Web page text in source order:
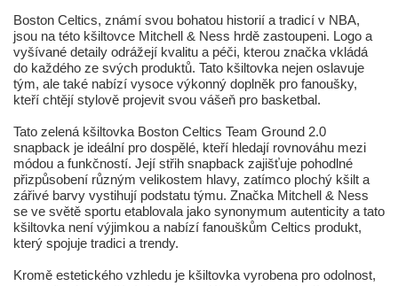
Boston Celtics, známí svou bohatou historií a tradicí v NBA,
jsou na této kšiltovce Mitchell & Ness hrdě zastoupeni. Logo a
vyšívané detaily odrážejí kvalitu a péči, kterou značka vkládá
do každého ze svých produktů. Tato kšiltovka nejen oslavuje
tým, ale také nabízí vysoce výkonný doplněk pro fanoušky,
kteří chtějí stylově projevit svou vášeň pro basketbal.
Tato zelená kšiltovka Boston Celtics Team Ground 2.0
snapback je ideální pro dospělé, kteří hledají rovnováhu mezi
módou a funkčností. Její střih snapback zajišťuje pohodlné
přizpůsobení různým velikostem hlavy, zatímco plochý kšilt a
zářivé barvy vystihují podstatu týmu. Značka Mitchell & Ness
se ve světě sportu etablovala jako synonymum autenticity a tato
kšiltovka není výjimkou a nabízí fanouškům Celtics produkt,
který spojuje tradici a trendy.
Kromě estetického vzhledu je kšiltovka vyrobena pro odolnost,